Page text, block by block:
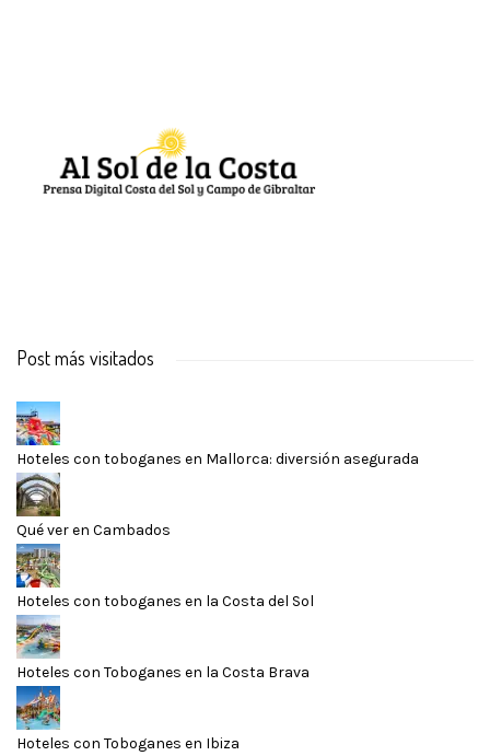
Post más visitados
Hoteles con toboganes en Mallorca: diversión asegurada
Qué ver en Cambados
Hoteles con toboganes en la Costa del Sol
Hoteles con Toboganes en la Costa Brava
Hoteles con Toboganes en Ibiza